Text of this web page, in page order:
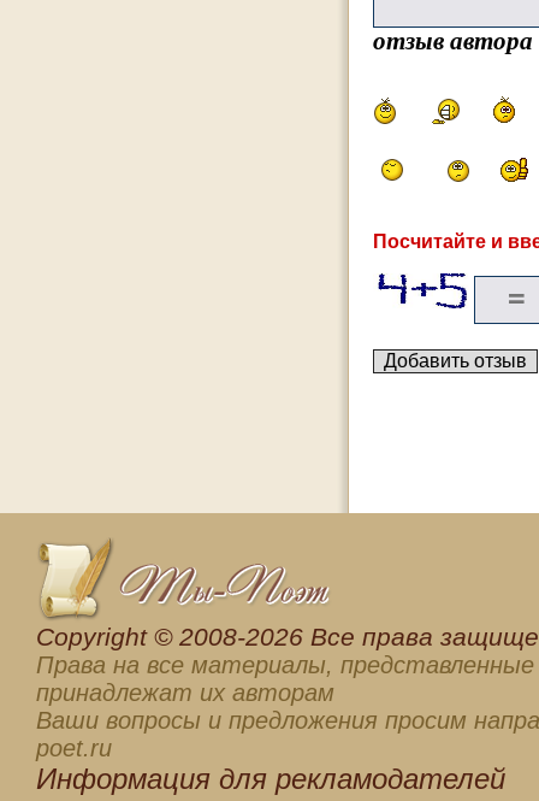
отзыв
Посчитайте и
Сopyright © 2008-2026 Все права
Права на все материалы, представленные
принадлежат их авторам
Ваши вопросы и предложения просим
poet.ru
Информация для рекламодателей